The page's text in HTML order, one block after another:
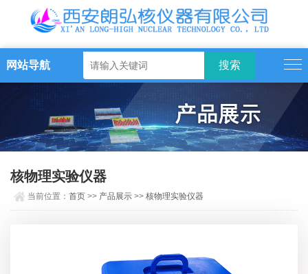
网站导航
核物理实验仪器
当前位置：首页 >> 产品展示 >>核物理实验仪器